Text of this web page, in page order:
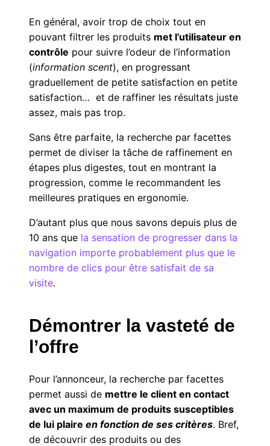
En général, avoir trop de choix tout en
pouvant filtrer les produits met l’utilisateur en
contrôle pour suivre l’odeur de l’information
(information scent), en progressant
graduellement de petite satisfaction en petite
satisfaction… et de raffiner les résultats juste
assez, mais pas trop.
Sans être parfaite, la recherche par facettes
permet de diviser la tâche de raffinement en
étapes plus digestes, tout en montrant la
progression, comme le recommandent les
meilleures pratiques en ergonomie.
D’autant plus que nous savons depuis plus de
10 ans que la sensation de progresser dans la
navigation importe probablement plus que le
nombre de clics pour être satisfait de sa
visite.
Démontrer la vasteté de
l’offre
Pour l’annonceur, la recherche par facettes
permet aussi de mettre le client en contact
avec un maximum de produits susceptibles
de lui plaire en fonction de ses critères. Bref,
de découvrir des produits ou des